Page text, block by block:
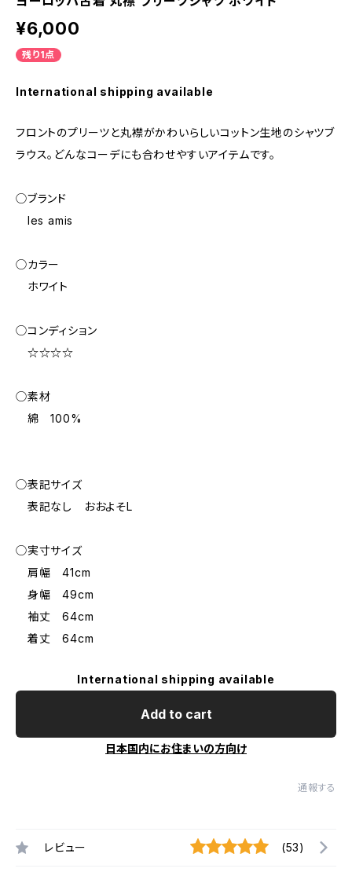
¥6,000
残り1点
International shipping available
フロントのプリーツと丸襟がかわいらしいコットン生地のシャツブ
ラウス。どんなコーデにも合わせやすいアイテムです。
◯ブランド
les amis
◯カラー
ホワイト
◯コンディション
☆☆☆☆
◯素材
綿 100%
◯表記サイズ
表記なし おおよそL
◯実寸サイズ
肩幅 41cm
身幅 49cm
袖丈 64cm
着丈 64cm
International shipping available
Add to cart
日本国内にお住まいの方向け
通報する
レビュー (53)